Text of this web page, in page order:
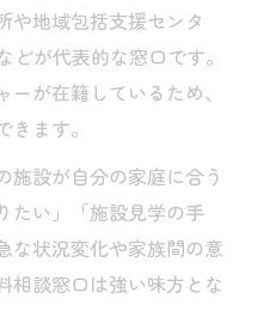
や地域包括支援センタ
が代表的な窓口です。
が在籍しているため、
ます。
施設が自分の家庭に合う
たい」「施設見学の手
な状況変化や家族間の意
相談窓口は強い味方とな